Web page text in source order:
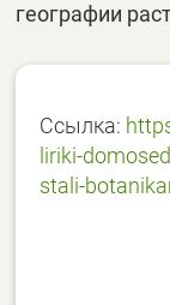
географии
Ссылка:
liriki-
stali-